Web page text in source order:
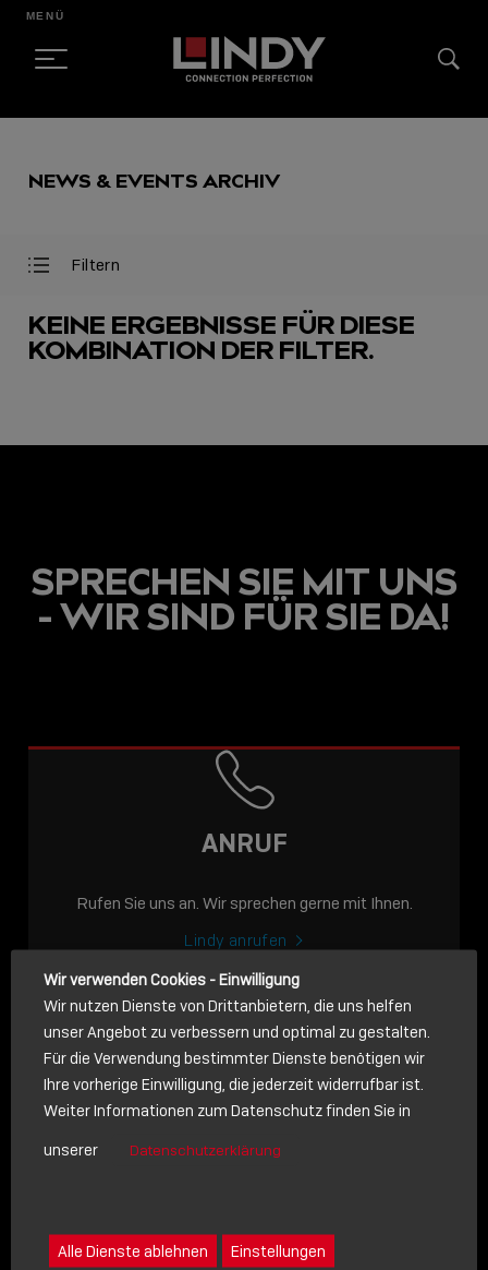
CONTENT
MENÜ
NEWS & EVENTS ARCHIV
Filter
Filter
Filtern
USB-C ÜBER LANGE
DISTANZEN: AKTIVE
USB-C-KABEL FÜR
STABILE 10 GBIT/S BIS
LINDY ACADEMY
KEINE ERGEBNISSE FÜR DIESE
KOMBINATION DER FILTER.
SPRECHEN SIE MIT UNS
- WIR SIND FÜR SIE DA!
ANRUF
Rufen Sie uns an. Wir sprechen gerne mit Ihnen.
Lindy anrufen
NACHRICHT
Schreiben Sie lieber? Dann schicken Sie uns gerne eine
Wir verwenden Cookies - Einwilligung
Wir nutzen Dienste von Drittanbietern, die uns helfen
unser Angebot zu verbessern und optimal zu gestalten.
Für die Verwendung bestimmter Dienste benötigen wir
Ihre vorherige Einwilligung, die jederzeit widerrufbar ist.
Weiter Informationen zum Datenschutz finden Sie in
unserer
Datenschutzerklärung
Alle Dienste ablehnen Einstellungen